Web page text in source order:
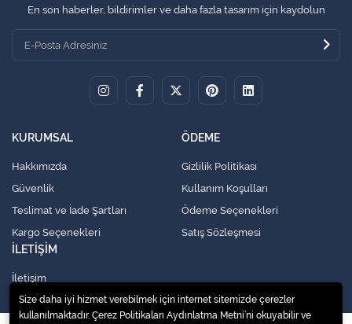
En son haberler, bildirimler ve daha fazla tasarım için kaydolun
KURUMSAL
Hakkımızda
Güvenlik
Teslimat ve İade Şartları
Kargo Seçenekleri
ÖDEME
Gizlilik Politikası
Kullanım Koşulları
Ödeme Seçenekleri
Satış Sözleşmesi
İLETİŞİM
İletişim
Size daha iyi hizmet verebilmek için internet sitemizde çerezler
kullanılmaktadır. Çerez Politikaları Aydınlatma Metni’ni okuyabilir ve